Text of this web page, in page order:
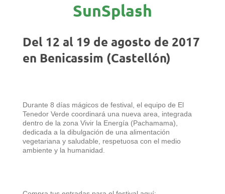
SunSplash
Del 12 al 19 de agosto de 2017
en Benicassim (Castellón)
Durante 8 días mágicos de festival, el equipo de El
Tenedor Verde coordinará una nueva area, integrada
dentro de la zona Vivir la Energía (Pachamama),
dedicada a la dibulgación de una alimentación
vegetariana y saludable, respetuosa con el medio
ambiente y la humanidad.